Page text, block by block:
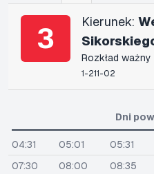
3 Kierunek:
Rozkład
1-211-02
Dni
04:31 05:01 05:31
07:30
08:00 08:35